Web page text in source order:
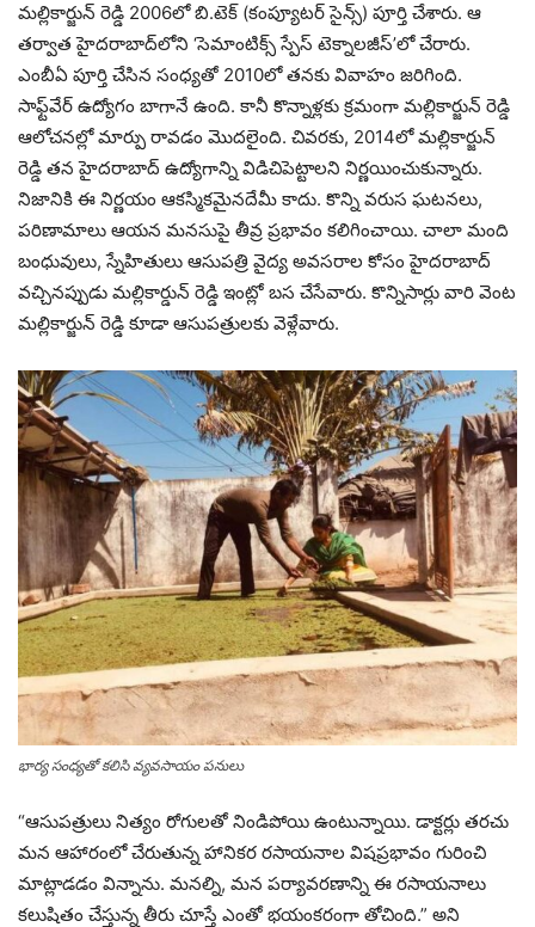
మల్లికార్జున్ రెడ్డి 2006లో బి.టెక్ (కంప్యూటర్ సైన్స్) పూర్తి చేశారు. ఆ
తర్వాత హైదరాబాద్‌లోని ‘సెమాంటిక్స్ స్పేస్ టెక్నాలజీస్‌’లో చేరారు.
ఎంబీఏ పూర్తి చేసిన సంధ్యతో 2010లో తనకు వివాహం జరిగింది.
సాఫ్ట్‌వేర్ ఉద్యోగం బాగానే ఉంది. కానీ కొన్నాళ్లకు క్రమంగా మల్లికార్జున్ రెడ్డి
ఆలోచనల్లో మార్పు రావడం మొదలైంది. చివరకు, 2014లో మల్లికార్జున్
రెడ్డి తన హైదరాబాద్‌ ఉద్యోగాన్ని విడిచిపెట్టాలని నిర్ణయించుకున్నారు.
నిజానికి ఈ నిర్ణయం ఆకస్మికమైనదేమీ కాదు. కొన్ని వరుస ఘటనలు,
పరిణామాలు ఆయన మనసుపై తీవ్ర ప్రభావం కలిగించాయి. చాలా మంది
బంధువులు, స్నేహితులు ఆసుపత్రి వైద్య అవసరాల కోసం హైదరాబాద్
వచ్చినప్పుడు మల్లికార్డున్ రెడ్డి ఇంట్లో బస చేసేవారు. కొన్నిసార్లు వారి వెంట
మల్లికార్జున్ రెడ్డి కూడా ఆసుపత్రులకు వెళ్లేవారు.
భార్య సంధ్యతో కలిసి వ్యవసాయం పనులు
“ఆసుపత్రులు నిత్యం రోగులతో నిండిపోయి ఉంటున్నాయి. డాక్టర్లు తరచు
మన ఆహారంలో చేరుతున్న హానికర రసాయనాల విషప్రభావం గురించి
మాట్లాడడం విన్నాను. మనల్ని, మన పర్యావరణాన్ని ఈ రసాయనాలు
కలుషితం చేస్తున్న తీరు చూస్తే ఎంతో భయంకరంగా తోచింది.” అని